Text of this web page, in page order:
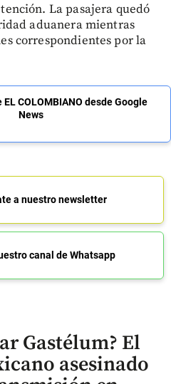
La pasajera quedó
aduanera mientras
correspondientes por la
COLOMBIANO desde Google
News
a nuestro newsletter
canal de Whatsapp
Gastélum? El
asesinado